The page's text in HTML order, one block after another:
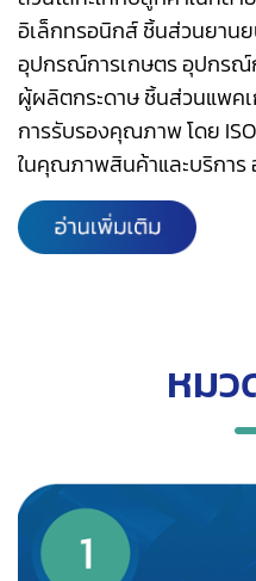
อิเล็กทรอนิกส์ ชิ้นส่วนยาน
อุปกรณ์การเกษตร อุปกรณ์
ผู้ผลิตกระดาษ ชิ้นส่วนแพค
การรับรองคุณภาพ โดย
ในคุณภาพสินค้าและบริการ
หม